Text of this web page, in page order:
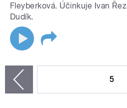
Fleyberková. Účinkuje Ivan
Dudík.
5